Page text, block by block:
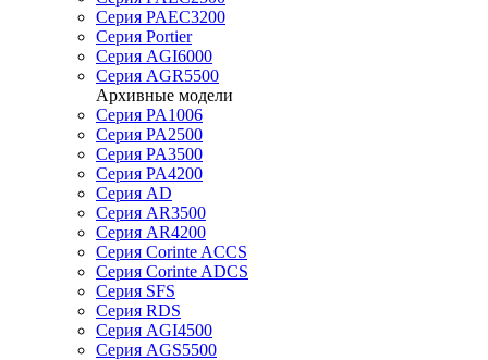
Серия PAEC3200
Серия Portier
Серия AGI6000
Серия AGR5500
Архивные модели
Серия PA1006
Серия PA2500
Серия PA3500
Серия PA4200
Серия AD
Серия AR3500
Серия AR4200
Серия Corinte ACCS
Серия Corinte ADCS
Серия SFS
Серия RDS
Серия AGI4500
Серия AGS5500